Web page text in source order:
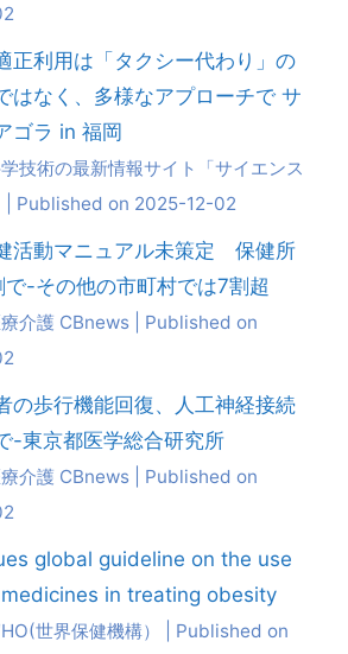
正利用は「タクシー代わり」の
はなく、多様なアプローチで サ
ゴラ in 福岡
技術の最新情報サイト「サイエンス
Published on 2025-12-02
活動マニュアル未策定 保健所
-その他の市町村では7割超
介護 CBnews
Published on
の歩行機能回復、人工神経接続
-東京都医学総合研究所
介護 CBnews
Published on
global guideline on the use
in treating obesity
世界保健機構）
Published on